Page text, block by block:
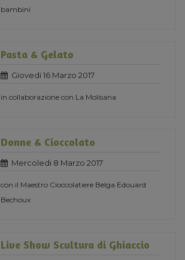
bambini
Pasta & Gelato
Giovedi 16 Marzo 2017
in collaborazione con La Molisana
Donne & Cioccolato
Mercoledi 8 Marzo 2017
con il Maestro Cioccolatiere Belga Edouard
Bechoux
Live Show Scultura di Ghiaccio